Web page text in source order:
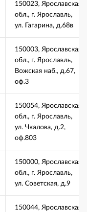
150023, Ярославская
обл., г. Ярославль,
ул. Гагарина, д.68в
150003, Ярославская
обл., г. Ярославль,
Вожская наб., д.67,
оф.3
150054, Ярославская
обл., г. Ярославль,
ул. Чкалова, д.2,
оф.803
150000, Ярославская
обл., г. Ярославль,
ул. Советская, д.9
150044, Ярославская